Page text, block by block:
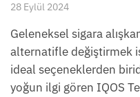
28 Eylül 2024
Geleneksel sigara
alternatifle değiştirmek
ideal seçeneklerden
yoğun ilgi gören IQOS